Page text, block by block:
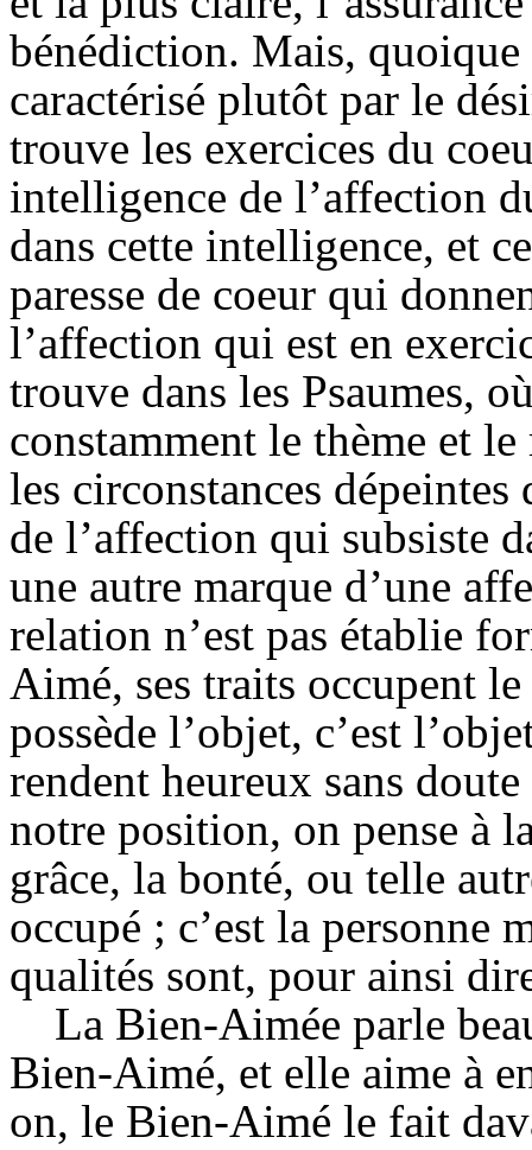
bénédiction. Mais,
caractérisé plutôt par le
trouve les exercices du
intelligence de l’affection
dans cette intelligence, et
paresse de coeur qui
l’affection qui est en
trouve dans les Psaumes,
constamment le thème et
les circonstances
de l’affection qui subsiste
une autre marque d’une
relation n’est pas établie
Aimé, ses traits occupent
possède l’objet, c’est
rendent heureux sans
notre position, on pense à
grâce, la bonté, ou telle
occupé ; c’est la personne
qualités sont, pour ainsi
La Bien-Aimée parle
Bien-Aimé, et elle aime à
on, le Bien-Aimé le fait